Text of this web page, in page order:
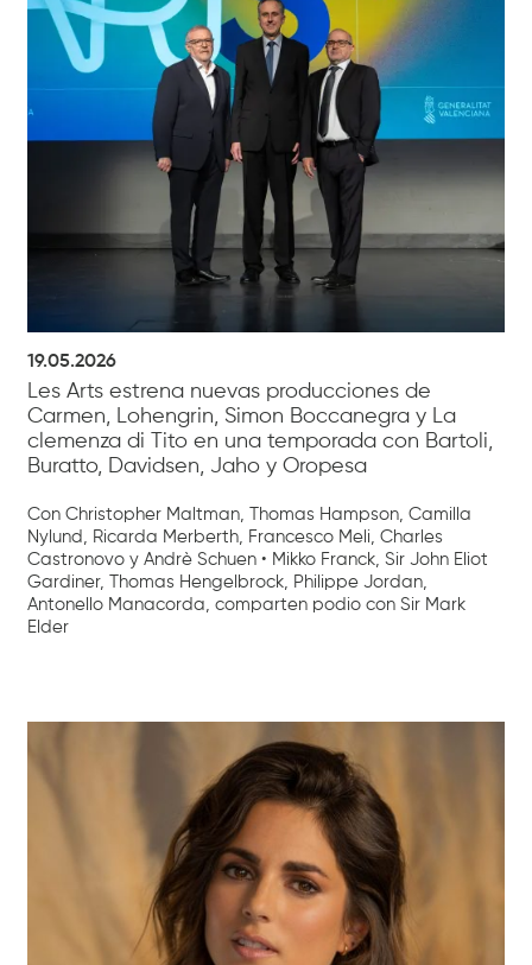
19.05.2026
Les Arts estrena nuevas producciones de
Carmen, Lohengrin, Simon Boccanegra y La
clemenza di Tito en una temporada con Bartoli,
Buratto, Davidsen, Jaho y Oropesa
Con Christopher Maltman, Thomas Hampson, Camilla
Nylund, Ricarda Merberth, Francesco Meli, Charles
Castronovo y Andrè Schuen • Mikko Franck, Sir John Eliot
Gardiner, Thomas Hengelbrock, Philippe Jordan,
Antonello Manacorda, comparten podio con Sir Mark
Elder